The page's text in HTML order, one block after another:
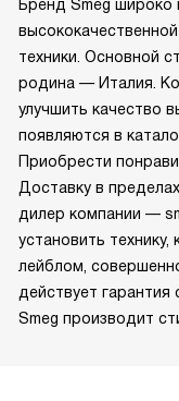
Бренд Smeg широко
техники. Основной
родина — Италия.
улучшить качество
появляются в
Приобрести
Доставку в
дилер компании —
установить
лейблом,
действует
Smeg производит